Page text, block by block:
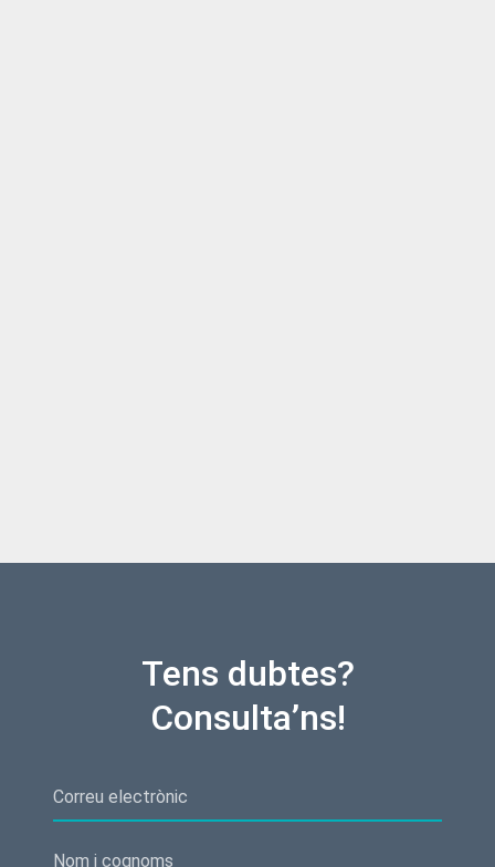
Tens dubtes?
Consulta’ns!